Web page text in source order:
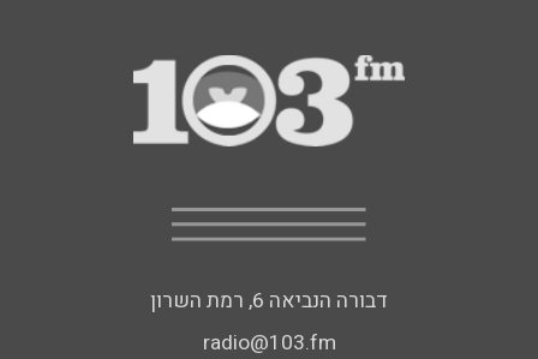
דבורה הנביאה 6, רמת השרון
radio@103.fm